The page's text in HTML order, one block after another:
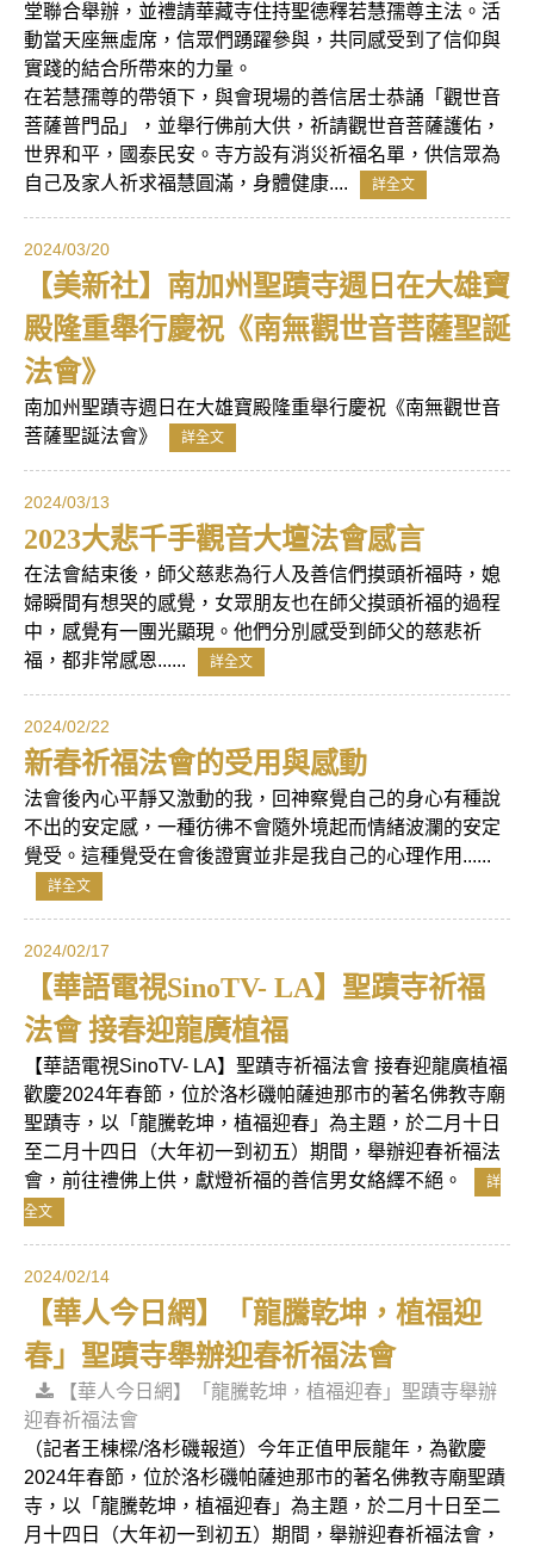
堂聯合舉辦，並禮請華藏寺住持聖德釋若慧孺尊主法。活
動當天座無虛席，信眾們踴躍參與，共同感受到了信仰與
實踐的結合所帶來的力量。
在若慧孺尊的帶領下，與會現場的善信居士恭誦「觀世音
菩薩普門品」，並舉行佛前大供，祈請觀世音菩薩護佑，
世界和平，國泰民安。寺方設有消災祈福名單，供信眾為
自己及家人祈求福慧圓滿，身體健康....
詳全文
2024/03/20
【美新社】南加州聖蹟寺週日在大雄寶
殿隆重舉行慶祝《南無觀世音菩薩聖誕
法會》
南加州聖蹟寺週日在大雄寶殿隆重舉行慶祝《南無觀世音
菩薩聖誕法會》
詳全文
2024/03/13
2023大悲千手觀音大壇法會感言
在法會結束後，師父慈悲為行人及善信們摸頭祈福時，媳
婦瞬間有想哭的感覺，女眾朋友也在師父摸頭祈福的過程
中，感覺有一團光顯現。他們分別感受到師父的慈悲祈
福，都非常感恩......
詳全文
2024/02/22
新春祈福法會的受用與感動
法會後內心平靜又激動的我，回神察覺自己的身心有種說
不出的安定感，一種彷彿不會隨外境起而情緒波瀾的安定
覺受。這種覺受在會後證實並非是我自己的心理作用......
詳全文
2024/02/17
【華語電視SinoTV- LA】聖蹟寺祈福
法會 接春迎龍廣植福
【華語電視SinoTV- LA】聖蹟寺祈福法會 接春迎龍廣植福
歡慶2024年春節，位於洛杉磯帕薩迪那市的著名佛教寺廟
聖蹟寺，以「龍騰乾坤，植福迎春」為主題，於二月十日
至二月十四日（大年初一到初五）期間，舉辦迎春祈福法
會，前往禮佛上供，獻燈祈福的善信男女絡繹不絕。
詳
全文
2024/02/14
【華人今日網】「龍騰乾坤，植福迎
春」聖蹟寺舉辦迎春祈福法會
【華人今日網】「龍騰乾坤，植福迎春」聖蹟寺舉辦
迎春祈福法會
（記者王棟樑/洛杉磯報道）今年正值甲辰龍年，為歡慶
2024年春節，位於洛杉磯帕薩迪那市的著名佛教寺廟聖蹟
寺，以「龍騰乾坤，植福迎春」為主題，於二月十日至二
月十四日（大年初一到初五）期間，舉辦迎春祈福法會，